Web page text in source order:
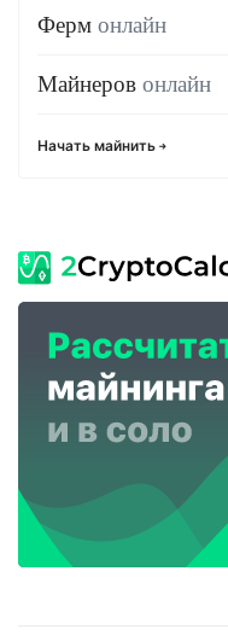
Ферм онлайн
Майнеров онлайн
Начать майнить